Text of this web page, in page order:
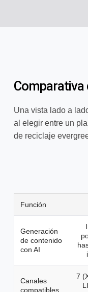
Comparativa
Una vista lado a
al elegir entre un
de reciclaje
Función
Generación
de contenido
con AI
Canales
compatibles
7